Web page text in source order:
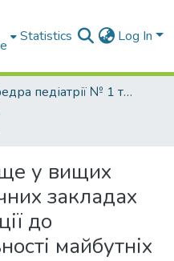
Statistics Log In
Кафедра педіатрії № 1 та неонатології
у вищих
закладах
до
майбутніх